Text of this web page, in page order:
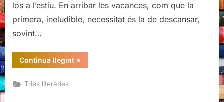
los a l’estiu. En arribar les vacances, com que la
primera, ineludible, necessitat és la de descansar,
sovint…
Continua llegint“Recomanacions
literàries
»
Tries literàries